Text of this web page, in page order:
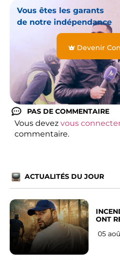
Vous êtes les garants
de notre indépendance
Devenir
PAS DE COMMENTAIRE
Vous devez vous
commentaire.
ACTUALITÉS DU JOUR
ONT
05